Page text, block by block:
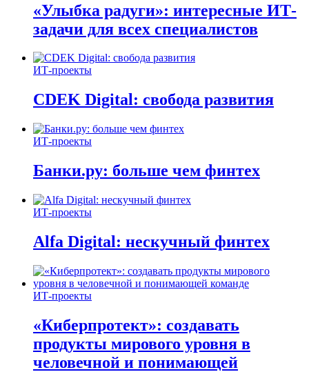
«Улыбка радуги»: интересные ИТ-
задачи для всех специалистов
ИТ-проекты
CDEK Digital: свобода развития
ИТ-проекты
Банки.ру: больше чем финтех
ИТ-проекты
Alfa Digital: нескучный финтех
ИТ-проекты
«Киберпротект»: создавать
продукты мирового уровня в
человечной и понимающей